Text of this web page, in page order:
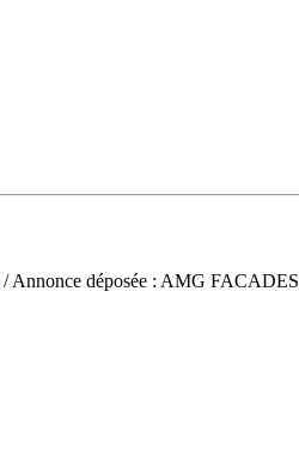
/ Annonce déposée : AMG FACADES